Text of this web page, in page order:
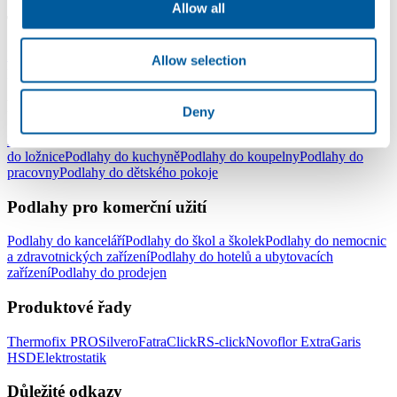
Allow all
Allow selection
Deny
Plovoucí vinylové podlahy - click
do ložnicePodlahy do kuchyněPodlahy do koupelnyPodlahy do
pracovnyPodlahy do dětského pokoje
Podlahy pro komerční užití
Podlahy do kanceláříPodlahy do škol a školekPodlahy do nemocnic
a zdravotnických zařízeníPodlahy do hotelů a ubytovacích
zařízeníPodlahy do prodejen
Produktové řady
Thermofix PROSilveroFatraClickRS-clickNovoflor ExtraGaris
HSDElektrostatik
Důležité odkazy